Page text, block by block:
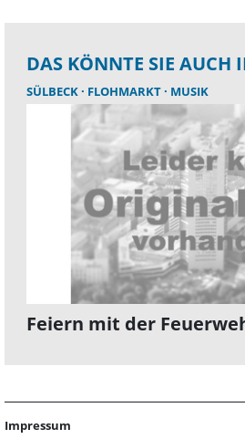
DAS KÖNNTE SIE AUCH
SÜLBECK FLOHMARKT MUSIK
Feiern mit der
Impressum